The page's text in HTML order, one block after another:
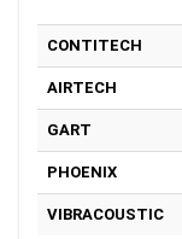
CONTITECH
AIRTECH
GART
PHOENIX
VIBRACOUSTIC